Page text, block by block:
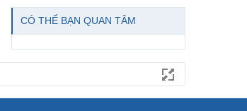
CÓ THỂ BẠN QUAN TÂM